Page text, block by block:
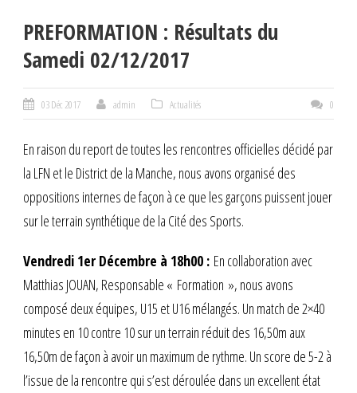
PREFORMATION : Résultats du
Samedi 02/12/2017
03 Déc 2017 admin Actualités 0
En raison du report de toutes les rencontres officielles décidé par
la LFN et le District de la Manche, nous avons organisé des
oppositions internes de façon à ce que les garçons puissent jouer
sur le terrain synthétique de la Cité des Sports.
Vendredi 1er Décembre à 18h00 : En collaboration avec
Matthias JOUAN, Responsable « Formation », nous avons
composé deux équipes, U15 et U16 mélangés. Un match de 2×40
minutes en 10 contre 10 sur un terrain réduit des 16,50m aux
16,50m de façon à avoir un maximum de rythme. Un score de 5-2 à
l’issue de la rencontre qui s’est déroulée dans un excellent état